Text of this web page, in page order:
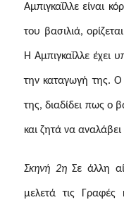
Αμπιγκαΐλλε είναι
του βασιλιά,
Η Αμπιγκαΐλλε έχει
την καταγωγή της. Ο
της, διαδίδει πως ο
και ζητά να
Σκηνή 2ηΣε άλλη
μελετά τις Γραφές